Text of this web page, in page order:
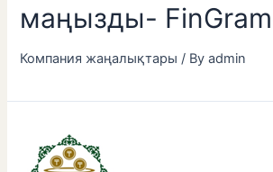
маңызды-
Компания жаңалықтары / Byadmin